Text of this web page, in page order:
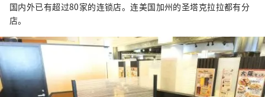
国内外已有超过80家的连锁店。连美国加州的圣塔克拉拉都有分
店。